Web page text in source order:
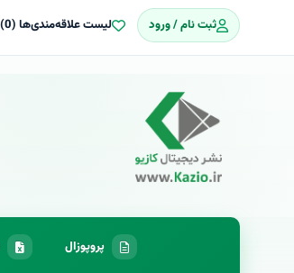
ثبت نام / ورود لیست علاقه‌مندی‌ها (0)
پروپوزال